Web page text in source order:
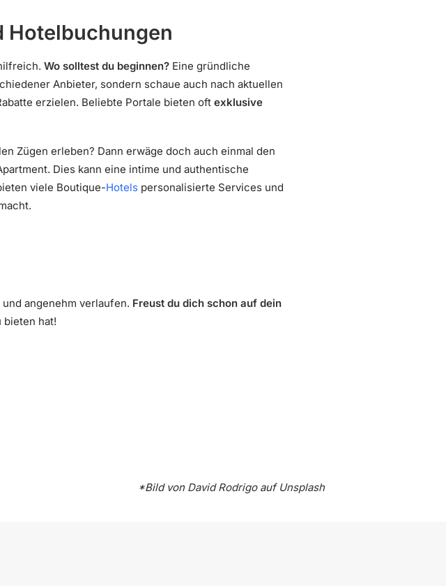
Hotelbuchungen
Wo solltest du beginnen? Eine gründliche
Anbieter, sondern schaue auch nach aktuellen
erzielen. Beliebte Portale bieten oft exklusive
Zügen erleben? Dann erwäge doch auch einmal den
Dies kann eine intime und authentische
viele Boutique-Hotels personalisierte Services und
angenehm verlaufen. Freust du dich schon auf dein
bieten hat!
*Bild von David Rodrigoauf Unsplash